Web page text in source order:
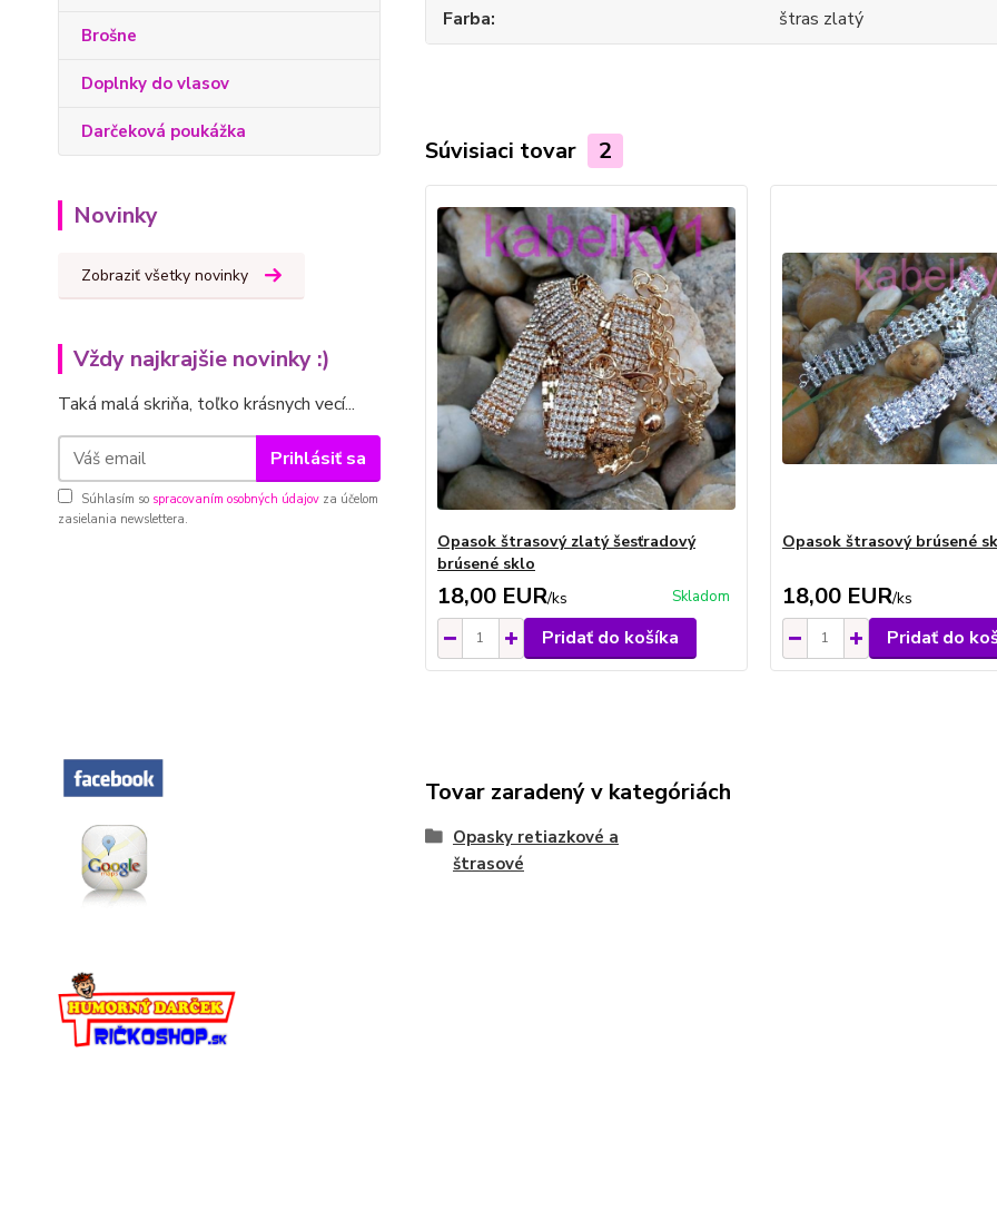
Brošne
Doplnky do vlasov
Darčeková poukážka
Novinky
Zobraziť všetky novinky
Vždy najkrajšie novinky :)
Taká malá skriňa, toľko krásnych vecí...
Prihlásiť sa
Súhlasím so spracovaním osobných údajov za účelom
zasielania newslettera.
Farba štras zlatý
Súvisiaci tovar 2
Opasok štrasový zlatý šesťradový
brúsené sklo
18,00 EUR/ks Skladom
Pridať do košíka
Opasok štrasový brúsené
18,00 EUR/ks
Pridať do
Tovar zaradený v kategóriách
Opasky retiazkové a
štrasové